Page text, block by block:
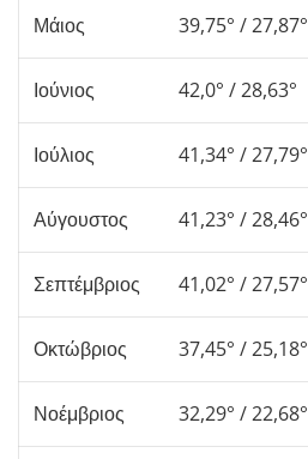
Μάιος 39,75° / 27,87°
Ιούνιος 42,0° / 28,63°
Ιούλιος 41,34° / 27,79°
Αύγουστος 41,23° / 28,46°
Σεπτέμβριος 41,02° / 27,57°
Οκτώβριος 37,45° / 25,18°
Νοέμβριος 32,29° / 22,68°